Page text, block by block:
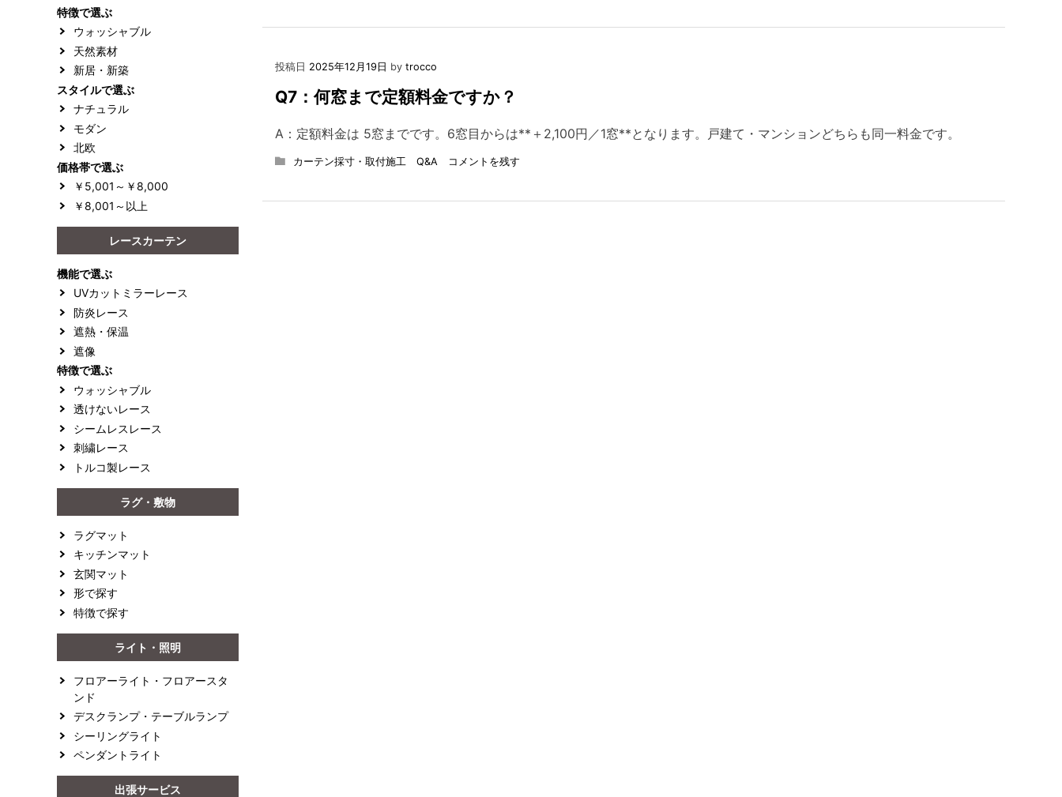
で
投稿日 2025年12月19日 by trocco
Q7：何窓まで定額料金ですか？
A：定額料金は 5窓までです。6窓目からは**＋2,100円／1窓**となります。戸建て・マンションどちらも同一料金です。
カーテン採寸・取付施工 Q&A コメントを残す
特徴で選ぶ
ウォッシャブル
天然素材
新居・新築
スタイルで選ぶ
ナチュラル
モダン
北欧
価格帯で選ぶ
￥5,001～￥8,000
￥8,001～以上
レースカーテン
機能で選ぶ
UVカットミラーレース
防炎レース
遮熱・保温
遮像
特徴で選ぶ
ウォッシャブル
透けないレース
シームレスレース
刺繍レース
トルコ製レース
ラグ・敷物
ラグマット
キッチンマット
玄関マット
形で探す
特徴で探す
ライト・照明
フロアーライト・フロアースタ
ンド
デスクランプ・テーブルランプ
シーリングライト
ペンダントライト
出張サービス